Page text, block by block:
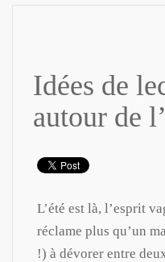
Idées de
autour de
L’été est là, l’esprit
réclame plus qu’un
!) à dévorer entre